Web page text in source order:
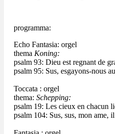
programma:
Echo Fantasia: orgel
thema Koning:
psalm 93: Dieu est regnant de
psalm 95: Sus, esgayons-nous
Toccata : orgel
thema: Schepping:
psalm 19: Les cieux en chacun
psalm 104: Sus, sus, mon ame,